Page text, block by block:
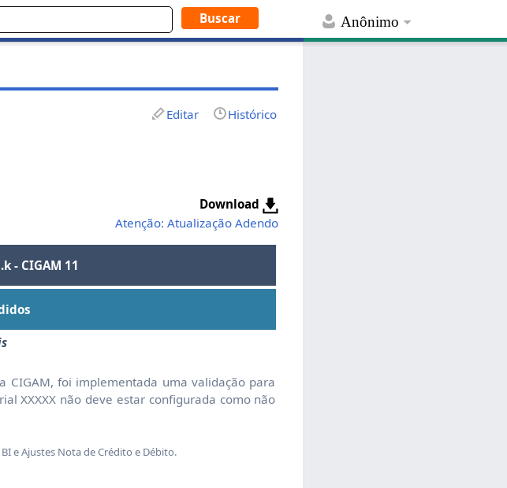
Anônimo
Editar Histórico
Download
Atenção: Atualização Adendo
- CIGAM 11
CIGAM, foi implementada uma validação para
XXXXX não deve estar configurada como não
e Ajustes Nota de Crédito e Débito.